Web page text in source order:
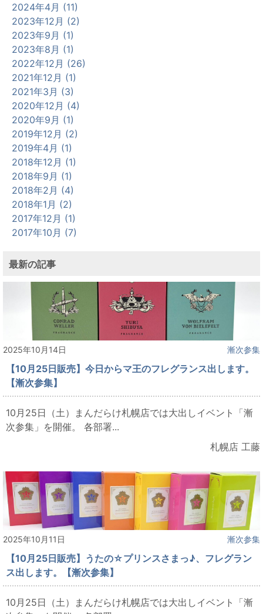
2024年4月 (11)
2023年12月 (2)
2023年9月 (1)
2023年8月 (1)
2022年12月 (26)
2021年12月 (1)
2021年3月 (3)
2020年12月 (4)
2020年9月 (1)
2019年12月 (2)
2019年4月 (1)
2018年12月 (1)
2018年9月 (1)
2018年2月 (4)
2018年1月 (2)
2017年12月 (1)
2017年10月 (7)
最新の記事
2025年10月14日 漸次参集
【10月25日販売】今日からマ王のフレグランス出します。
【漸次参集】
10月25日（土）まんだらけ札幌店では大出しイベント「漸
次参集」を開催。 各部署...
札幌店 工藤
2025年10月11日 漸次参集
【10月25日販売】うたの☆プリンスさまっ♪、フレグラン
ス出します。【漸次参集】
10月25日（土）まんだらけ札幌店では大出しイベント「漸